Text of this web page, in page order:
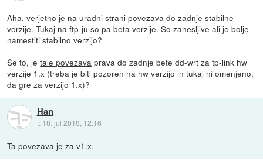
Aha, verjetno je na uradni strani povezava do zadnje stabilne
verzije. Tukaj na ftp-ju so pa beta verzije. So zanesljive ali je bolje
namestiti stabilno verzijo?
Še to, jetale povezava prava do zadnje bete dd-wrt za tp-link hw
verzije 1.x (treba je biti pozoren na hw verzijo in tukaj ni omenjeno,
da gre za verzijo 1.x)?
Han
:: 18. jul 2018, 12:16
Ta povezava je za v1.x.